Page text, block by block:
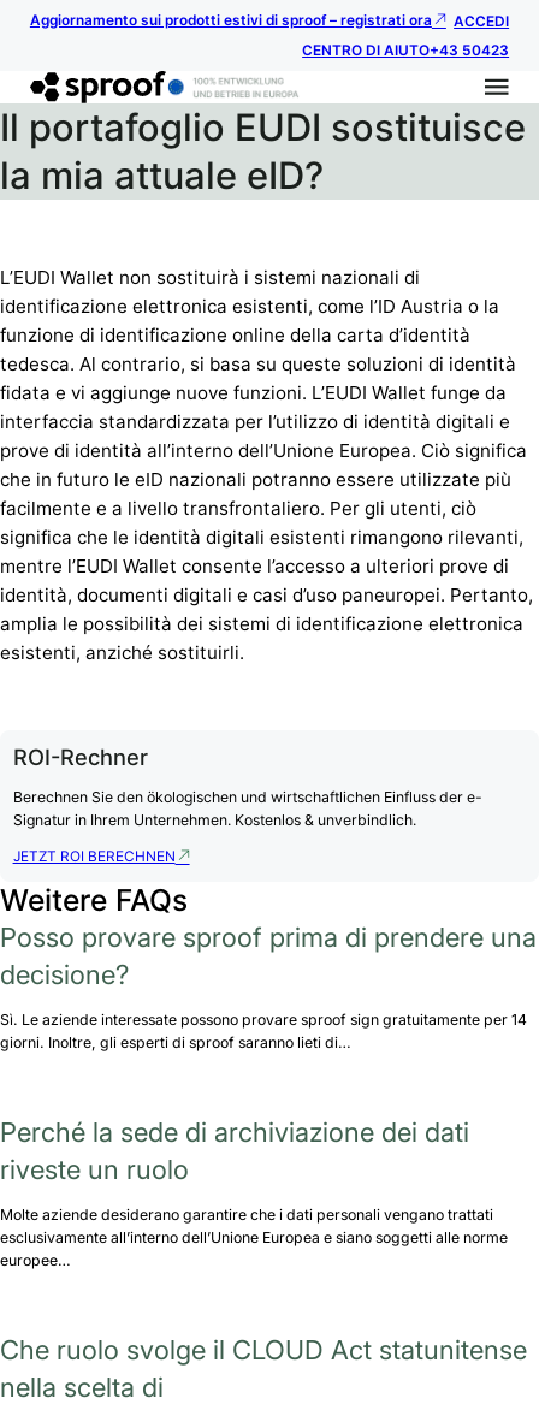
Aggiornamento sui prodotti estivi di sproof – registrati ora
ACCEDI
CENTRO DI AIUTO+43 50423
Il portafoglio EUDI sostituisce
la mia attuale eID?
L’EUDI Wallet non sostituirà i sistemi nazionali di
identificazione elettronica esistenti, come l’ID Austria o la
funzione di identificazione online della carta d’identità
tedesca. Al contrario, si basa su queste soluzioni di identità
fidata e vi aggiunge nuove funzioni. L’EUDI Wallet funge da
interfaccia standardizzata per l’utilizzo di identità digitali e
prove di identità all’interno dell’Unione Europea. Ciò significa
che in futuro le eID nazionali potranno essere utilizzate più
facilmente e a livello transfrontaliero. Per gli utenti, ciò
significa che le identità digitali esistenti rimangono rilevanti,
mentre l’EUDI Wallet consente l’accesso a ulteriori prove di
identità, documenti digitali e casi d’uso paneuropei. Pertanto,
amplia le possibilità dei sistemi di identificazione elettronica
esistenti, anziché sostituirli.
ROI-Rechner
Berechnen Sie den ökologischen und wirtschaftlichen Einfluss der e-
Signatur in Ihrem Unternehmen. Kostenlos & unverbindlich.
JETZT ROI BERECHNEN
Weitere FAQs
Posso provare sproof prima di prendere una
decisione?
Sì. Le aziende interessate possono provare sproof sign gratuitamente per 14
giorni. Inoltre, gli esperti di sproof saranno lieti di…
Perché la sede di archiviazione dei dati
riveste un ruolo
Molte aziende desiderano garantire che i dati personali vengano trattati
esclusivamente all’interno dell’Unione Europea e siano soggetti alle norme
europee…
Che ruolo svolge il CLOUD Act statunitense
nella scelta di